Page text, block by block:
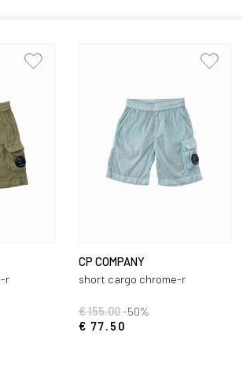
r
CP COMPANY
short cargo chrome-r
€ 155.00-50%
€ 77.50